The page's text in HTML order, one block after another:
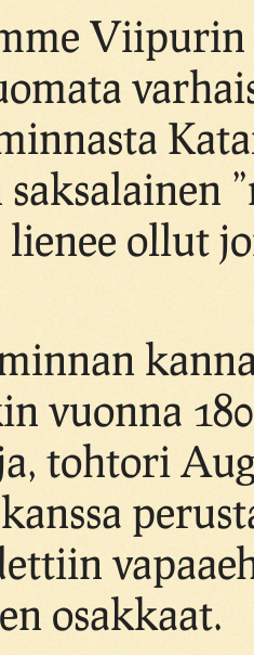
lienee ollut
vuonna
tohtori
osakkaat.